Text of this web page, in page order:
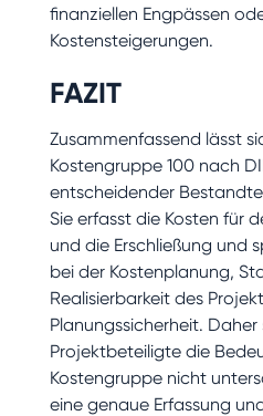
finanziellen Engpässen
Kostensteigerungen.
FAZIT
Zusammenfassend lässt
Kostengruppe 100 nach
entscheidender
Sie erfasst die Kosten für
und die Erschließung und
bei der Kostenplanung,
Realisierbarkeit des
Planungssicherheit.
Projektbeteiligte die
Kostengruppe nicht
eine genaue Erfassung